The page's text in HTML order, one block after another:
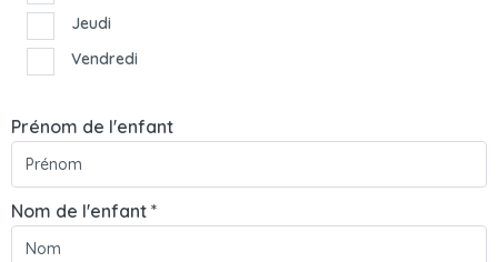
Jeudi
Vendredi
Prénom de l'enfant
Nom de l'enfant *